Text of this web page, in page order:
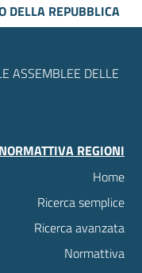
DELLA REPUBBLICA
ASSEMBLEE DELLE
NORMATTIVA REGIONI
Home
Ricerca semplice
Ricerca avanzata
Normattiva